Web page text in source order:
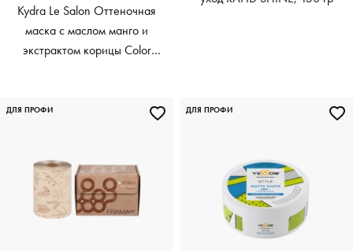
Kydra Le Salon Оттеночная
маска с маслом манго и
экстрактом корицы Color
ДЛЯ ПРОФИ ДЛЯ ПРОФИ